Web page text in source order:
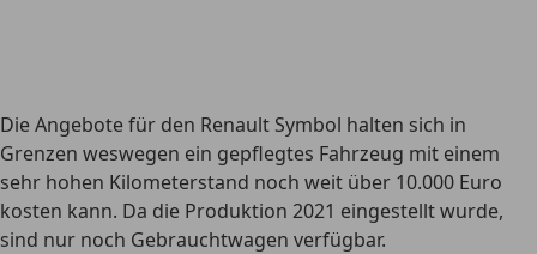
Die Angebote für den Renault Symbol halten sich in
Grenzen weswegen ein gepflegtes Fahrzeug mit einem
sehr hohen Kilometerstand noch weit über 10.000 Euro
kosten kann. Da die Produktion 2021 eingestellt wurde,
sind nur noch Gebrauchtwagen verfügbar.